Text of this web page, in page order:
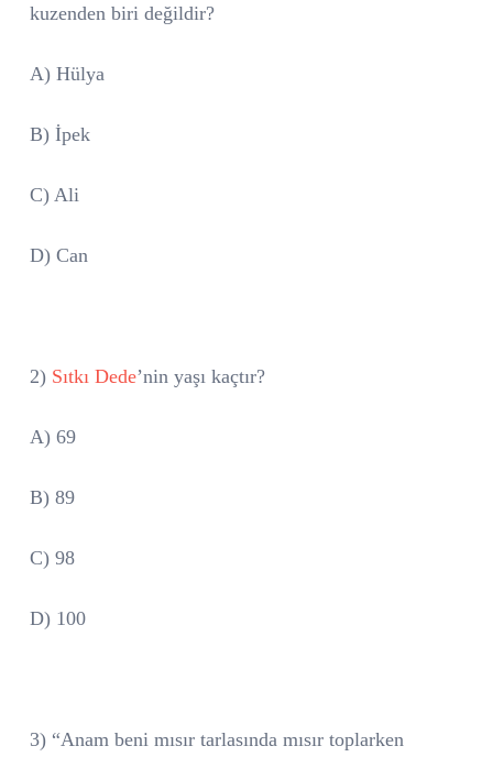
kuzenden biri değildir?
A) Hülya
B) İpek
C) Ali
D) Can
2) Sıtkı Dede’nin yaşı kaçtır?
A) 69
B) 89
C) 98
D) 100
3) “Anam beni mısır tarlasında mısır toplarken